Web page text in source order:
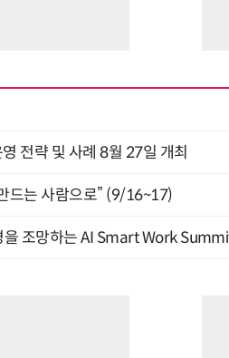
전략 및 사례 8월 27일 개최
드는 사람으로” (9/16~17)
을 조망하는 AI Smart Work